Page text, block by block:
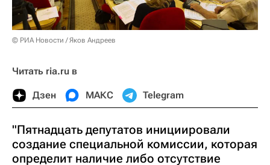
© РИА Новости / Яков Андреев
Читать ria.ru в
Дзен МАКС Telegram
"Пятнадцать депутатов инициировали
создание специальной комиссии, которая
определит наличие либо отсутствие